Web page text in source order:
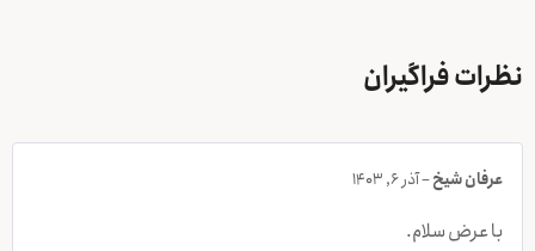
نظرات فراگیران
عرفان شیخ–آذر 6, 1403
با عرض سلام.